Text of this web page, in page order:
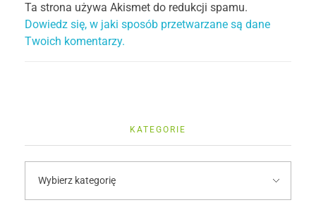
Ta strona używa Akismet do redukcji spamu.
Dowiedz się, w jaki sposób przetwarzane są dane
Twoich komentarzy.
KATEGORIE